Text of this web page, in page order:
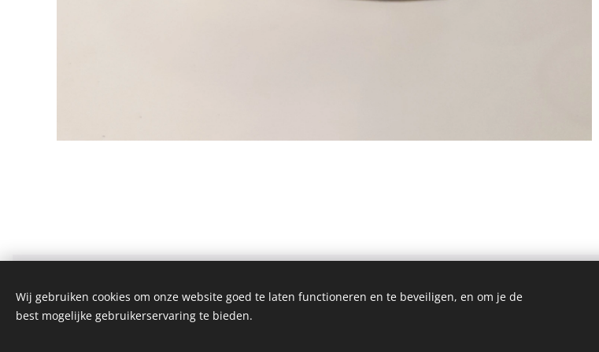
Alle rechten voorbehouden 2019
Wij gebruiken cookies om onze website goed te laten functioneren en te beveiligen, en om je de
best mogelijke gebruikerservaring te bieden.